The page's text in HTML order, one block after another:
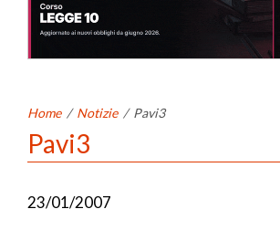
Home / Notizie / Pavi3
Pavi3
23/01/2007